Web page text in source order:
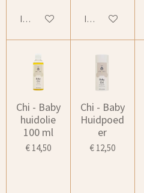
In winkelwagen In winkelwagen
Chi - Baby
huidolie
100 ml
€ 14,50
Chi - Baby
Huidpoed
er
€ 12,50